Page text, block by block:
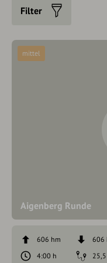
Filter
Aigenberg Runde
mittel
606 hm
606
4:00 h